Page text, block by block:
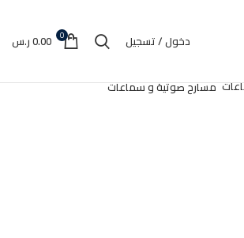
دخول / تسجيل 0
0.00ر.س
مسارح صوتية و سماعات